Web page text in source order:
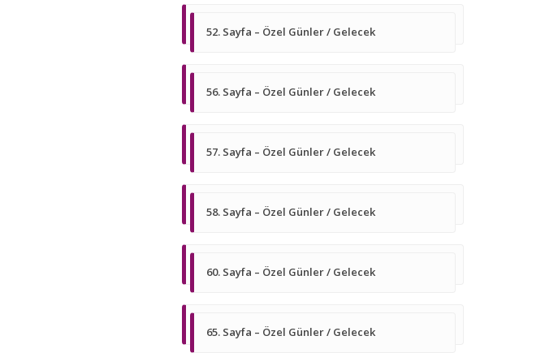
52. Sayfa – Özel Günler / Gelecek
56. Sayfa – Özel Günler / Gelecek
57. Sayfa – Özel Günler / Gelecek
58. Sayfa – Özel Günler / Gelecek
60. Sayfa – Özel Günler / Gelecek
65. Sayfa – Özel Günler / Gelecek